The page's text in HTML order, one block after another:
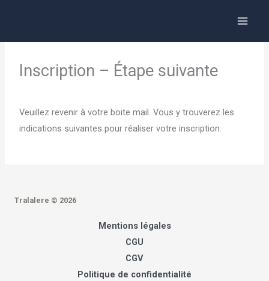
contenu
Inscription – Étape suivante
Veuillez revenir à votre boite mail. Vous y trouverez les
indications suivantes pour réaliser votre inscription.
Tralalere © 2026
Mentions légales
CGU
CGV
Politique de confidentialité